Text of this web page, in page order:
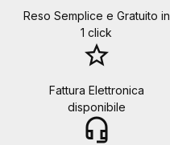
Reso Semplice e Gratuito in
1 click
star_border
Fattura Elettronica
disponibile
headset_mic